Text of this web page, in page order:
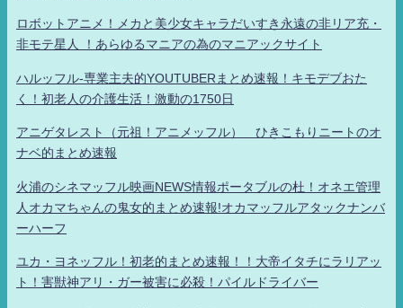
ロボットアニメ！メカと美少女キャラだいすき永遠の非リア充・
非モテ星人 ！あらゆるマニアの為のマニアックサイト
ハルッフル-専業主夫的YOUTUBERまとめ速報！キモデブおた
く！初老人の介護生活！激動の1750日
アニゲタレスト（元祖！アニメッフル） ひきこもりニートのオ
ナベ的まとめ速報
火浦のシネマッフル映画NEWS情報ポータブルの杜！オネエ管理
人オカマちゃんの鬼女的まとめ速報!オカマッフルアタックナンバ
ーハーフ
ユカ・ヨネッフル！初老的まとめ速報！！大帝イタチにラリアッ
ト！害獣神アリ・ガー被害に必殺！パイルドライバー